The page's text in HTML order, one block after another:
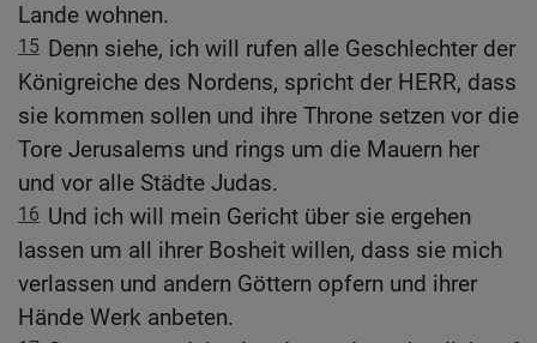
Lande wohnen.
15 Denn siehe, ich will rufen alle Geschlechter der
Königreiche des Nordens, spricht der HERR, dass
sie kommen sollen und ihre Throne setzen vor die
Tore Jerusalems und rings um die Mauern her
und vor alle Städte Judas.
16 Und ich will mein Gericht über sie ergehen
lassen um all ihrer Bosheit willen, dass sie mich
verlassen und andern Göttern opfern und ihrer
Hände Werk anbeten.